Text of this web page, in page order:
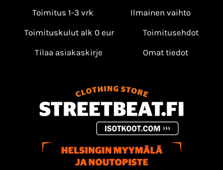
Toimitus 1-3 vrk
Ilmainen vaihto
Toimituskulut alk 0 eur
Toimitusehdot
Tilaa asiakaskirje
Omat tiedot